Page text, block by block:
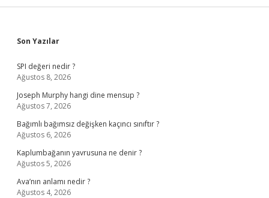
Sidebar
Son Yazılar
SPI değeri nedir ?
Ağustos 8, 2026
Joseph Murphy hangi dine mensup ?
Ağustos 7, 2026
Bağımlı bağımsız değişken kaçıncı sınıftır ?
Ağustos 6, 2026
Kaplumbağanın yavrusuna ne denir ?
Ağustos 5, 2026
Ava’nın anlamı nedir ?
Ağustos 4, 2026